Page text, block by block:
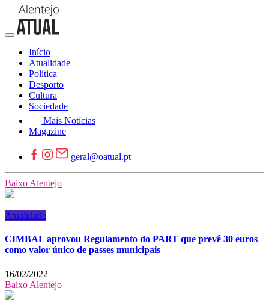
Início
Atualidade
Política
Desporto
Cultura
Sociedade
Mais Notícias
Magazine
geral@oatual.pt
Baixo Alentejo
Atualidade
CIMBAL aprovou Regulamento do PART que prevê 30 euros
como valor único de passes municipais
16/02/2022
Baixo Alentejo